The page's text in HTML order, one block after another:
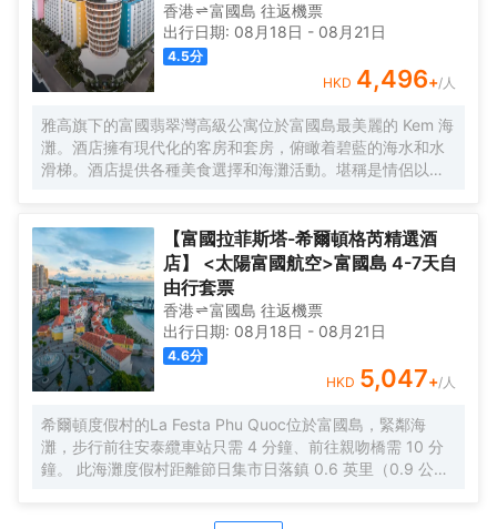
香港 富國島 往返機票
出行日期: 08月18日 - 08月21日
4.5分
HKD 4,496+/人
雅高旗下的富國翡翠灣高級公寓位於富國島最美麗的 Kem 海
灘。酒店擁有現代化的客房和套房，俯瞰着碧藍的海水和水
滑梯。酒店提供各種美食選擇和海灘活動。堪稱是情侶以及
【富國拉菲斯塔-希爾頓格芮精選酒
店】 <太陽富國航空>富國島 4-7天自
由行套票
香港 富國島 往返機票
出行日期: 08月18日 - 08月21日
4.6分
HKD 5,047+/人
希爾頓度假村的La Festa Phu Quoc位於富國島，緊鄰海
灘，步行前往安泰纜車站只需 4 分鐘、前往親吻橋需 10 分
鐘。 此海灘度假村距離節日集市日落鎮 0.6 英里（0.9 公